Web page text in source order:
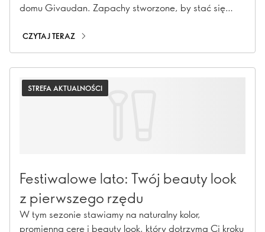
domu Givaudan. Zapachy stworzone, by stać się
CZYTAJ TERAZ
STREFA AKTUALNOŚCI
Festiwalowe lato: Twój beauty look
z pierwszego rzędu
W tym sezonie stawiamy na naturalny kolor,
promienną cerę i beauty look, który dotrzyma Ci kroku